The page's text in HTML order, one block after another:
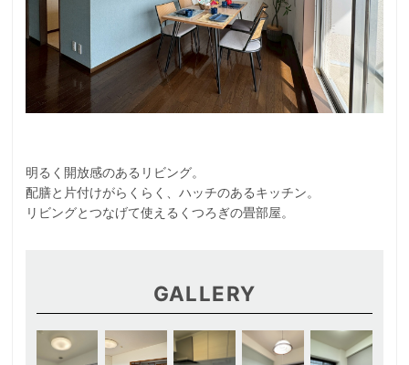
明るく開放感のあるリビング。
配膳と片付けがらくらく、ハッチのあるキッチン。
リビングとつなげて使えるくつろぎの畳部屋。
GALLERY